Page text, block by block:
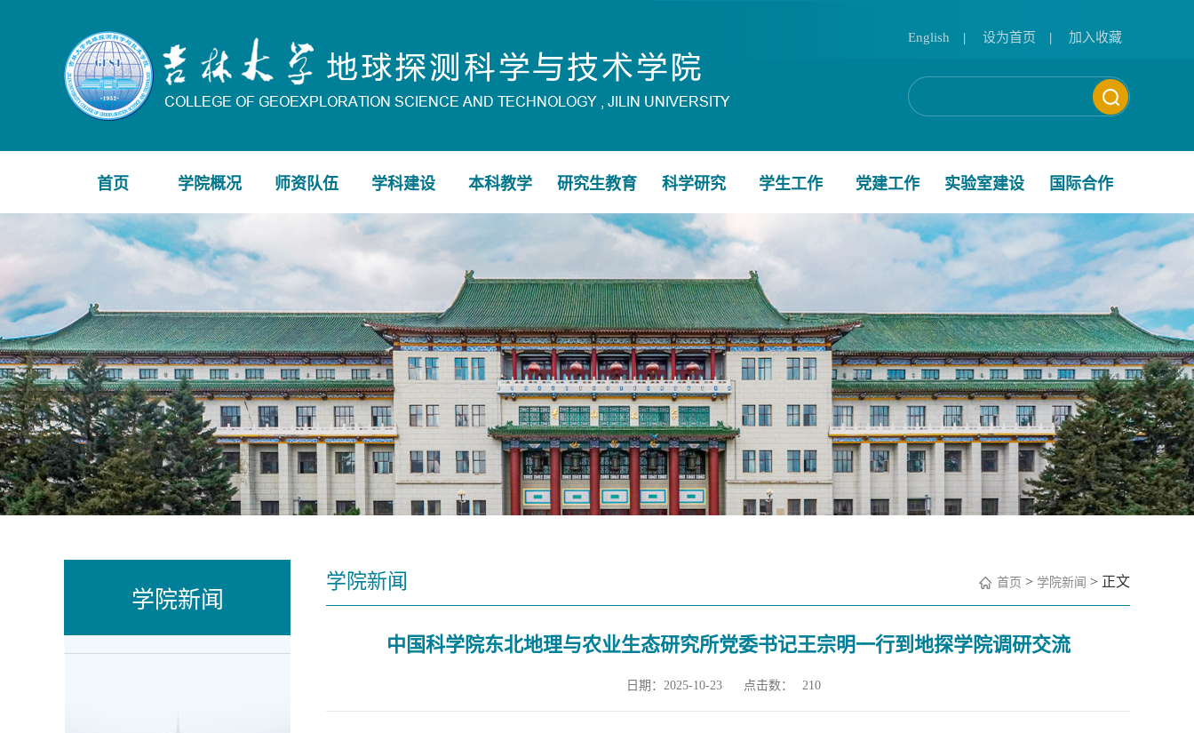
English | 设为首页 | 加入收藏
首页 学院概况 师资队伍 学科建设 本科教学 研究生教育 科学研究 学生工作 党建工作 实验室建设 国际合作
学院新闻
学院新闻 首页 > 学院新闻 > 正文
中国科学院东北地理与农业生态研究所党委书记王宗明一行到地探学院调研交流
日期：2025-10-23 点击数： 210